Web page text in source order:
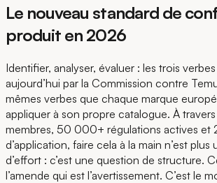
Le nouveau standard de
produit en 2026
Identifier, analyser, évaluer : les trois
aujourd’hui par la Commission contre
mêmes verbes que chaque marque
appliquer à son propre catalogue. À
membres, 50 000+ régulations actives et
d’application, faire cela à la main n’est
d’effort : c’est une question de structure.
l’amende qui est l’avertissement. C’est le